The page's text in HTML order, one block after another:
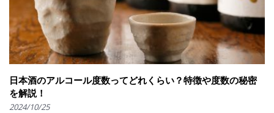
日本酒のアルコール度数ってどれくらい？特徴や度数の秘密
を解説！
2024/10/25